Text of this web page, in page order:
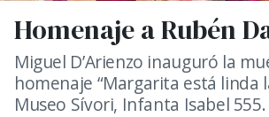
Homenaje a Rubén
Miguel D’Arienzo inauguró la
homenaje “Margarita está linda
Museo Sívori, Infanta Isabel 555.